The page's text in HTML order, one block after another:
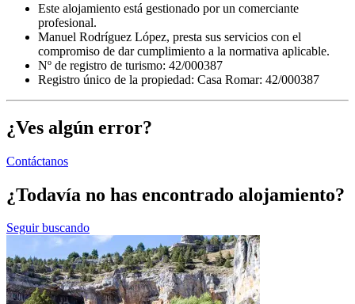
Este alojamiento está gestionado por un comerciante
profesional.
Manuel Rodríguez López, presta sus servicios con el
compromiso de dar cumplimiento a la normativa aplicable.
Nº de registro de turismo: 42/000387
Registro único de la propiedad: Casa Romar: 42/000387
¿Ves algún error?
Contáctanos
¿Todavía no has encontrado alojamiento?
Seguir buscando